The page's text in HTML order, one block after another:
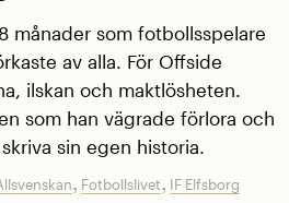
månader som fotbollsspelare
av alla. För Offside
ilskan och maktlösheten.
som han vägrade förlora och
sin egen historia.
, Fotbollslivet, IF Elfsborg